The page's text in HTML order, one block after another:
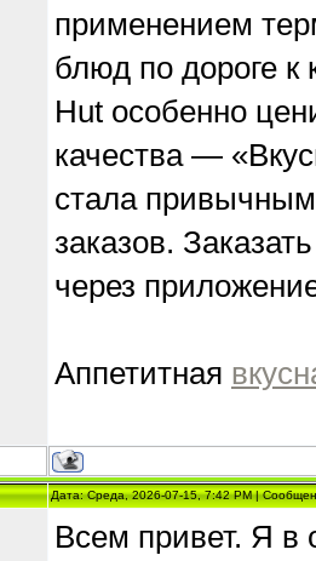
применением
блюд по дороге к
Hut особенно
качества —
стала
заказов.
через
Аппетитная
Дата: Среда, 2026-07-15, 7:42 PM |
Всем привет. Я в